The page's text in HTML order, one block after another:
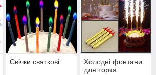
Свічки святкові
Холодні фонтани
для торта